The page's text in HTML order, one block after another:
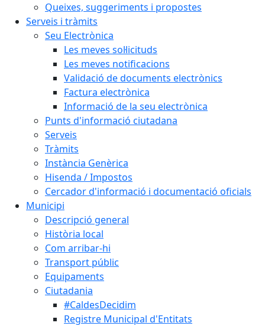
Queixes, suggeriments i propostes
Serveis i tràmits
Seu Electrònica
Les meves sol·licituds
Les meves notificacions
Validació de documents electrònics
Factura electrònica
Informació de la seu electrònica
Punts d'informació ciutadana
Serveis
Tràmits
Instància Genèrica
Hisenda / Impostos
Cercador d'informació i documentació oficials
Municipi
Descripció general
Història local
Com arribar-hi
Transport públic
Equipaments
Ciutadania
#CaldesDecidim
Registre Municipal d'Entitats